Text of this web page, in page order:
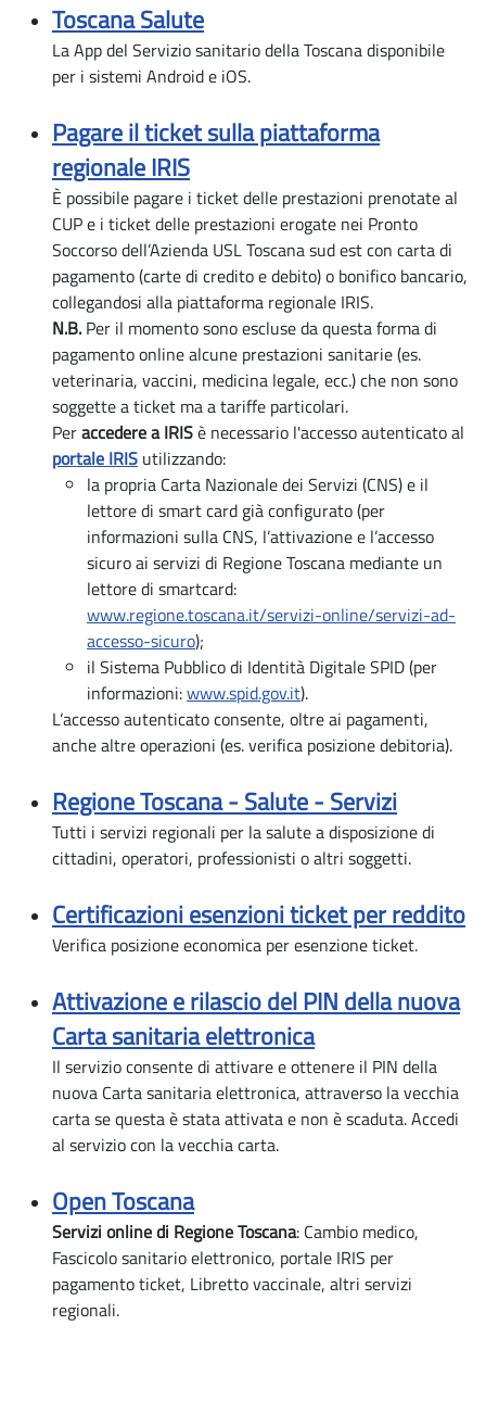
Toscana Salute
La App del Servizio sanitario della Toscana disponibile
per i sistemi Android e iOS.
Pagare il ticket sulla piattaforma
regionale IRIS
È possibile pagare i ticket delle prestazioni prenotate al
CUP e i ticket delle prestazioni erogate nei Pronto
Soccorso dell’Azienda USL Toscana sud est con carta di
pagamento (carte di credito e debito) o bonifico bancario,
collegandosi alla piattaforma regionale IRIS.
N.B. Per il momento sono escluse da questa forma di
pagamento online alcune prestazioni sanitarie (es.
veterinaria, vaccini, medicina legale, ecc.) che non sono
soggette a ticket ma a tariffe particolari.
Peraccedere a IRISè necessario l'accesso autenticato al
portale IRIS utilizzando:
la propria Carta Nazionale dei Servizi (CNS) e il
lettore di smart card già configurato (per
informazioni sulla CNS, l’attivazione e l’accesso
sicuro ai servizi di Regione Toscana mediante un
lettore di smartcard:
www.regione.toscana.it/servizi-online/servizi-ad-
accesso-sicuro);
il Sistema Pubblico di Identità Digitale SPID (per
informazioni:www.spid.gov.it).
L’accesso autenticato consente, oltre ai pagamenti,
anche altre operazioni (es. verifica posizione debitoria).
Regione Toscana - Salute - Servizi
Tutti i servizi regionali per la salute a disposizione di
cittadini, operatori, professionisti o altri soggetti.
Certificazioni esenzioni ticket per reddito
Verifica posizione economica per esenzione ticket.
Attivazione e rilascio del PIN della nuova
Carta sanitaria elettronica
Il servizio consente di attivare e ottenere il PIN della
nuova Carta sanitaria elettronica, attraverso la vecchia
carta se questa è stata attivata e non è scaduta. Accedi
al servizio con la vecchia carta.
Open Toscana
Servizi online di Regione Toscana: Cambio medico,
Fascicolo sanitario elettronico, portale IRIS per
pagamento ticket, Libretto vaccinale, altri servizi
regionali.